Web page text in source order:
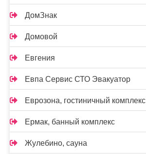
ДомЗнак
Домовой
Евгения
Евпа Сервис СТО Эвакуатор
Еврозона, гостиничный комплекс
Ермак, банный комплекс
Жулебино, сауна